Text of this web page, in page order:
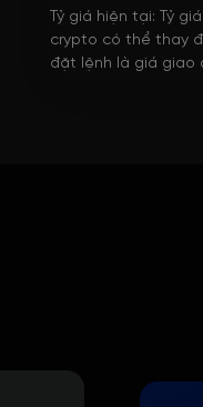
Tỷ giá hiện tại: Tỷ
crypto có thể thay
đặt lệnh là giá giao